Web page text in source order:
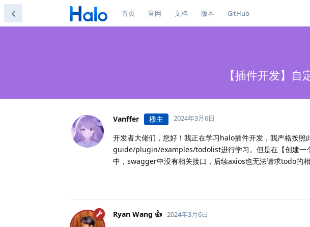
首页 官网 文档 版本 GitHub
【插件开发】
Vanffer 楼主 2024年3月6日
开发者大佬们，您好！我正在学习halo插件开发，我严格按
guide/plugin/examples/todolist进行学习。但是在【创建一
中，swagger中没有相关接口，后续axios也无法请求todo的
Ryan Wang 👍 2024年3月6日